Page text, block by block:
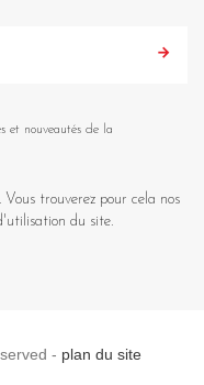
et nouveautés de la
trouverez pour cela nos
du site.
- plan du site